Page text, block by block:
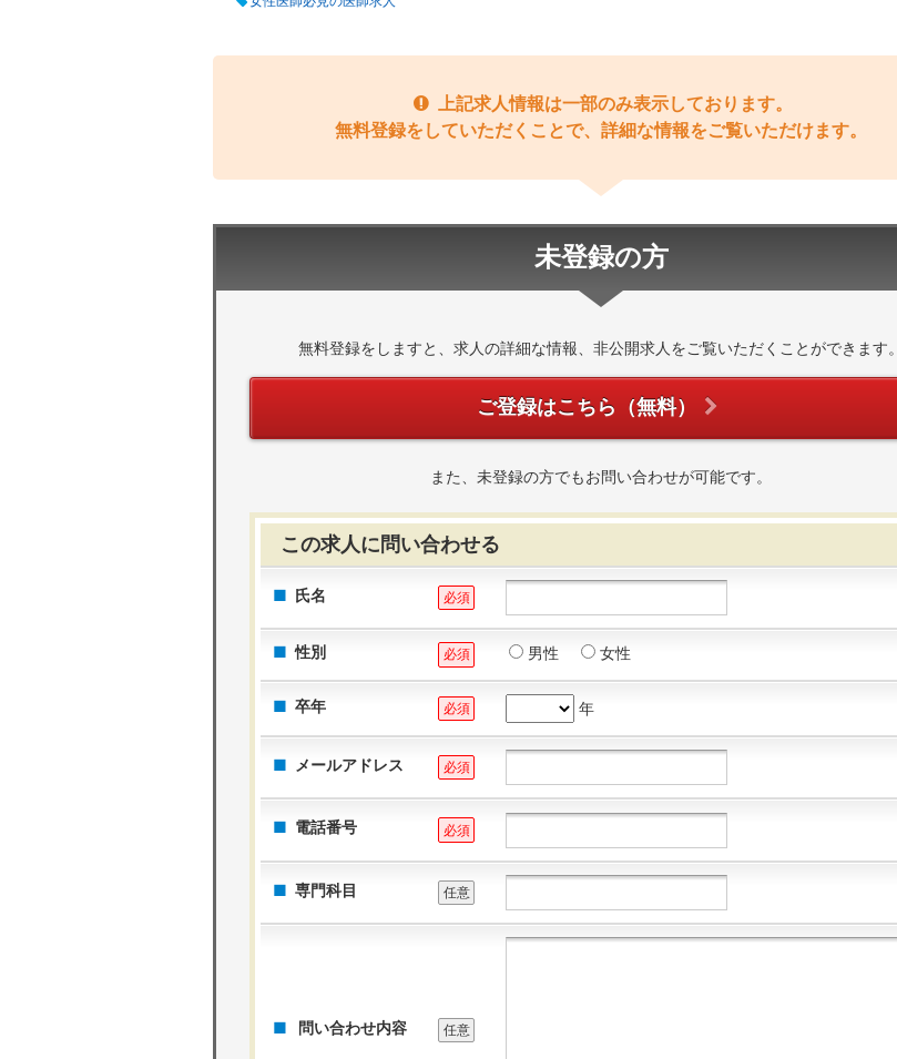
上記求人情報は一部のみ表示しております。
無料登録をしていただくことで、詳細な情報をご覧いただけます。
未登録の方
無料登録をしますと、求人の詳細な情報、非公開求人をご覧いただくことができます。
ご登録はこちら（無料）
また、未登録の方でもお問い合わせが可能です。
この求人に問い合わせる
氏名 必須
性別 必須 男性 女性
卒年 必須 年
メールアドレス 必須
電話番号 必須
専門科目 任意
問い合わせ内容 任意